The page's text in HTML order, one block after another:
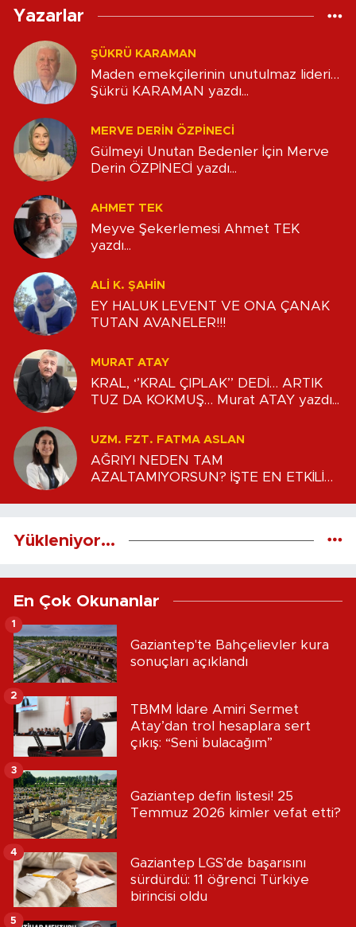
Yazarlar
ŞÜKRÜ KARAMAN
Maden emekçilerinin unutulmaz lideri…
Şükrü KARAMAN yazdı...
MERVE DERIN ÖZPİNECİ
Gülmeyi Unutan Bedenler İçin Merve
Derin ÖZPİNECİ yazdı...
AHMET TEK
Meyve Şekerlemesi Ahmet TEK
yazdı...
ALİ K. ŞAHİN
EY HALUK LEVENT VE ONA ÇANAK
TUTAN AVANELER!!!
MURAT ATAY
KRAL, ‘’KRAL ÇIPLAK’’ DEDİ… ARTIK
TUZ DA KOKMUŞ… Murat ATAY yazdı...
UZM. FZT. FATMA ASLAN
AĞRIYI NEDEN TAM
AZALTAMIYORSUN? İŞTE EN ETKİLİ
Yükleniyor...
En Çok Okunanlar
Gaziantep'te Bahçelievler kura
sonuçları açıklandı
1
TBMM İdare Amiri Sermet
Atay’dan trol hesaplara sert
çıkış: “Seni bulacağım”
2
Gaziantep defin listesi! 25
Temmuz 2026 kimler vefat etti?
3
Gaziantep LGS’de başarısını
sürdürdü: 11 öğrenci Türkiye
birincisi oldu
4
5